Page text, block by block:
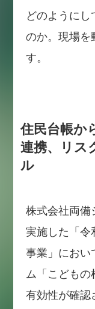
どのように
のか。現場を
す。
住民台帳か
連携、リス
ル
株式会社両備
実施した「令
事業」におい
ム「こども
有効性が確認